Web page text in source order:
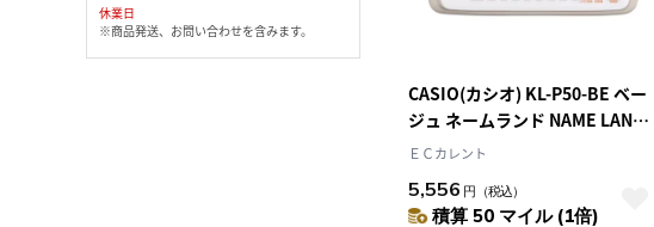
休業日
※商品発送、お問い合わせを含みます。
CASIO(カシオ) KL-P50-BE ベー
ジュ ネームランド NAME LAND
18mm対応
ＥＣカレント
5,556 円 （税込）
積算 50 マイル (1倍)